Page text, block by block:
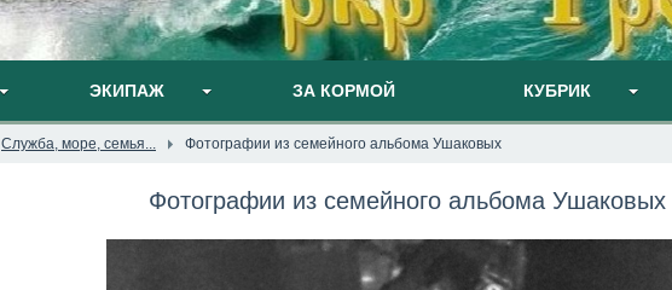
ЭКИПАЖ ЗА КОРМОЙ КУБРИК
Служба, море, семья... Фотографии из семейного альбома Ушаковых
Фотографии из семейного альбома Ушаковых